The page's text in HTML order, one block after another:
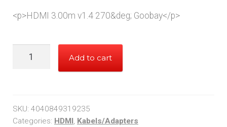
<p>HDMI 3.00m v1.4 270&deg; Goobay</p>
Goobay
quantity
Add to cart
SKU: 4040849319235
Categories: HDMI , Kabels/Adapters